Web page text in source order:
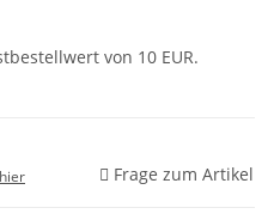
von 10 EUR.
Frage zum Artikel